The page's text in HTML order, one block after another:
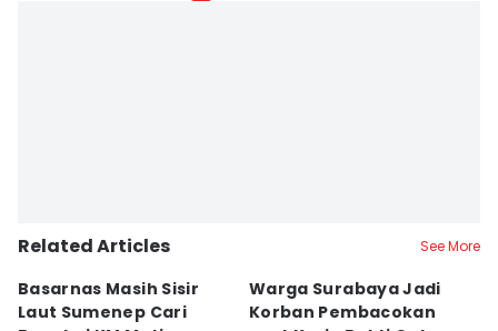
Related Articles See More
Basarnas Masih Sisir
Laut Sumenep Cari
Warga Surabaya Jadi
Korban Pembacokan